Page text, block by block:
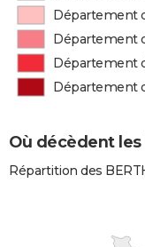
Département
Département
Département
Département
Où décèdent les
Répartition des